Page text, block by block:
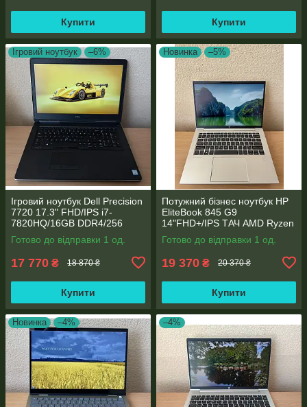
Купити Купити
Ігровий ноутбук –6%
Ігровий ноутбук Dell Precision
7720 17.3" FHD/IPS i7-
7820HQ/16GB DDR4/256
SSD/NVIDIA Quadro P4000
8GB
Готово до відправки 1 од.
17 770 ₴ 18 870 ₴
Купити
Новинка –5%
Потужний бізнес ноутбук HP
EliteBook 845 G9
14"FHD+/IPS ТАЧ AMD Ryzen
5 6600U 6 ядер/16 DDR5/512
SSD NVME/AMD Radeon
Готово до відправки 1 од.
19 370 ₴ 20 370 ₴
Купити
Новинка –4% –4%